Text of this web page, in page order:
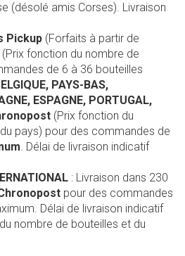
(désolé amis Corses). Livraison
Pickup (Forfaits à partir de
(Prix fonction du nombre de
de 6 à 36 bouteilles
PAYS-BAS,
ESPAGNE, PORTUGAL,
(Prix fonction du
pays) pour des commandes de
. Délai de livraison indicatif
: Livraison dans 230
pour des commandes
Délai de livraison indicatif
nombre de bouteilles et du